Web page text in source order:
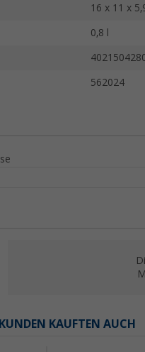
16 x 11 x
0,8 l
562024
KUNDEN KAUFTEN AUCH